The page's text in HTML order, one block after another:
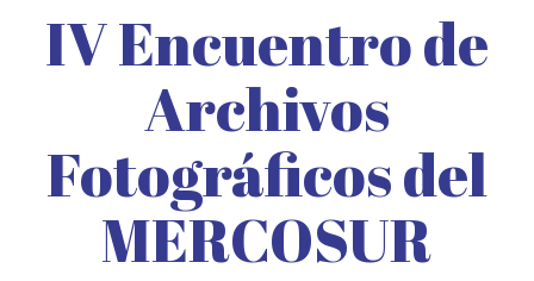
IV Encuentro de
Archivos
Fotográficos del
MERCOSUR